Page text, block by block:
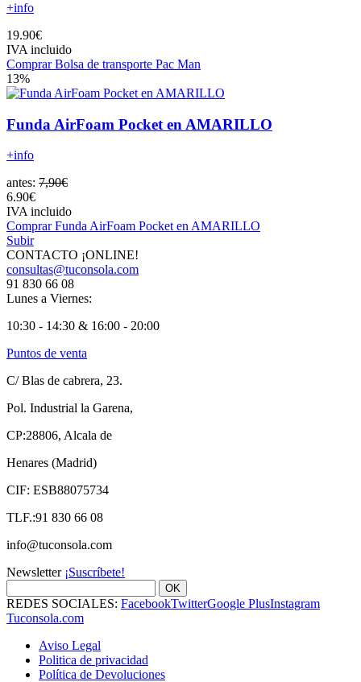
+info
19.90€
IVA incluido
Comprar Bolsa de transporte Pac Man
13%
Funda AirFoam Pocket en AMARILLO
+info
antes: 7,90€
6.90€
IVA incluido
Comprar Funda AirFoam Pocket en AMARILLO
Subir
CONTACTO ¡ONLINE!
consultas@tuconsola.com
91 830 66 08
Lunes a Viernes:
10:30 - 14:30 & 16:00 - 20:00
Puntos de venta
C/ Blas de cabrera, 23.
Pol. Industrial la Garena,
CP:28806, Alcala de
Henares (Madrid)
CIF: ESB88075734
TLF.:91 830 66 08
info@tuconsola.com
Newsletter ¡Suscríbete!
OK
REDES SOCIALES: FacebookTwitterGoogle PlusInstagram
Tuconsola.com
Aviso Legal
Politica de privacidad
Política de Devoluciones